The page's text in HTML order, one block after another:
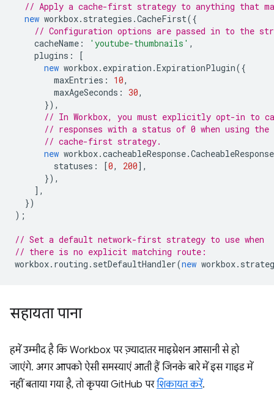
// Apply a cache-first strategy to anything that
new workbox. strategies .CacheFirst({
// Configuration options are passed in to the
cacheName : 'youtube-thumbnails' ,
plugins :
[
new workbox. expiration .ExpirationPlugin({
maxEntries : 10,
maxAgeSeconds : 30,
}),
// In Workbox, you must explicitly opt-in to
// responses with a status of 0 when using the
// cache-first strategy.
new workbox.cacheableResponse.
statuses : [0, 200],
}),
],
})
);
// Set a default network-first strategy to use when
// there is no explicit matching route:
workbox. routing . setDefaultHandler(new workbox.
सहायता पाना
हमें उम्मीद है कि Workbox पर ज़्यादातर माइग्रेशन आसानी से हो
जाएंगे. अगर आपको ऐसी समस्याएं आती हैं जिनके बारे में इस गाइड में
नहीं बताया गया है, तो कृपया GitHub परशिकायत करें.